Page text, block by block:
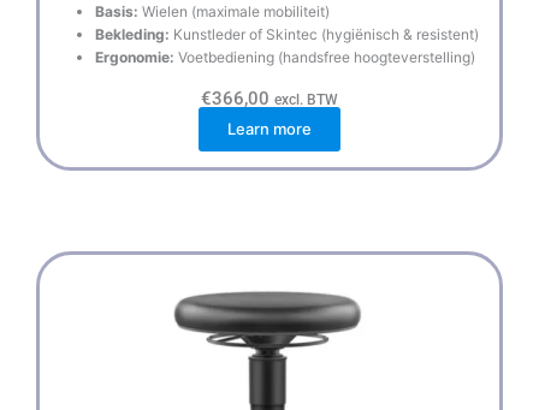
Basis: Wielen (maximale mobiliteit)
Bekleding: Kunstleder of Skintec (hygiënisch & resistent)
Ergonomie: Voetbediening (handsfree hoogteverstelling)
€366,00 excl. BTW
Learn more